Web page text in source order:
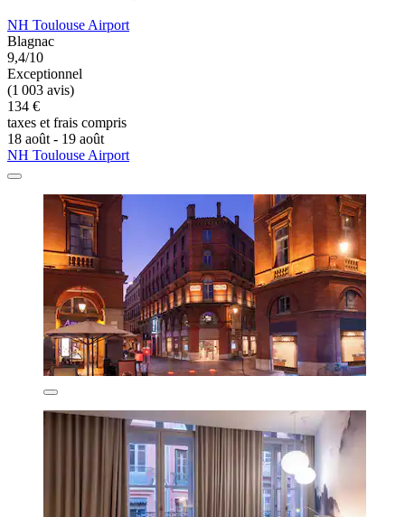
NH Toulouse Airport
Blagnac
9,4/10
Exceptionnel
(1 003 avis)
134 €
taxes et frais compris
18 août - 19 août
NH Toulouse Airport